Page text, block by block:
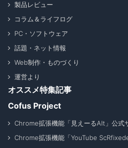
製品レビュー
コラム＆ライフログ
PC・ソフトウェア
話題・ネット情報
Web制作・ものづくり
運営より
オススメ特集記事
Cofus Project
Chrome拡張機能「見えーるAlt」公式
Chrome拡張機能「YouTube